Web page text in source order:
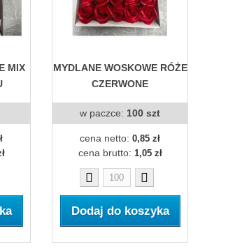
MIX
MYDLANE WOSKOWE RÓŻE
CZERWONE
w paczce: 100 szt
cena netto: 0,85 zł
cena brutto: 1,05 zł
Dodaj do koszyka